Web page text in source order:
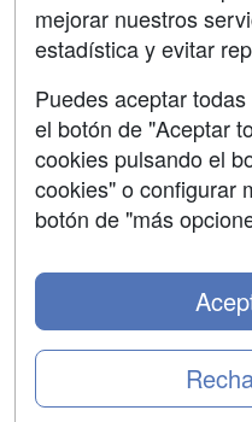
Confidencialidad
Copyleft
mejorar nuestros
estadística y evitar
Puedes aceptar
el botón de "Aceptar
cookies pulsando el
cookies" o configurar
botón de "más